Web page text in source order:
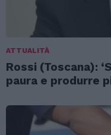
ATTUALITÀ
Rossi (Toscana):
paura e produrre